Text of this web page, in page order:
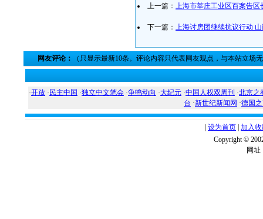
上一篇： 上海市莘庄工业区百案告区
下一篇： 上海讨房团继续抗议行动
网友评论： （只显示最新10条。评论内容只代表网友观点，与本站立场
·开放 · 民主中国 ·独立中文笔会 ·争鸣动向 ·大纪元 ·中国人权双周刊 ·北京之
台 ·新世纪新闻网 ·德国
设为首页 加入
Copyright ©
网址